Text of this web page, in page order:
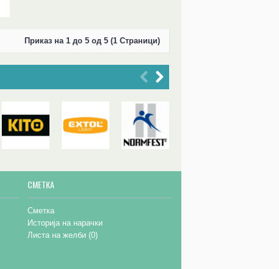
Приказ на 1 до 5 од 5 (1 Страници)
СМЕТКА
Сметка
Историја на нарачки
Листа на желби (0)